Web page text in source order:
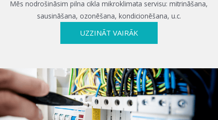
Mēs nodrošināsim pilna cikla mikroklimata servisu: mitrināšana,
sausināšana, ozonēšana, kondicionēšana, u.c.
UZZINĀT VAIRĀK